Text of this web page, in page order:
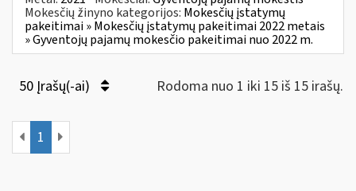
Mokesčių žinyno kategorijos: Mokesčių įstatymų
pakeitimai » Mokesčių įstatymų pakeitimai 2022 metais
» Gyventojų pajamų mokesčio pakeitimai nuo 2022 m.
50 Įrašų(-ai) Rodoma nuo 1 iki 15 iš 15 irašų.
1